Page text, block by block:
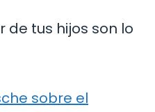
de tus hijos son lo
sobre el